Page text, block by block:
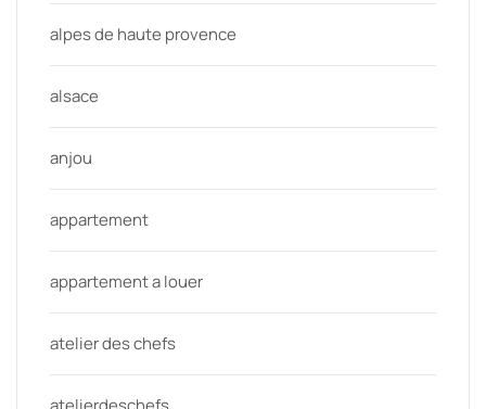
alpes de haute provence
alsace
anjou
appartement
appartement a louer
atelier des chefs